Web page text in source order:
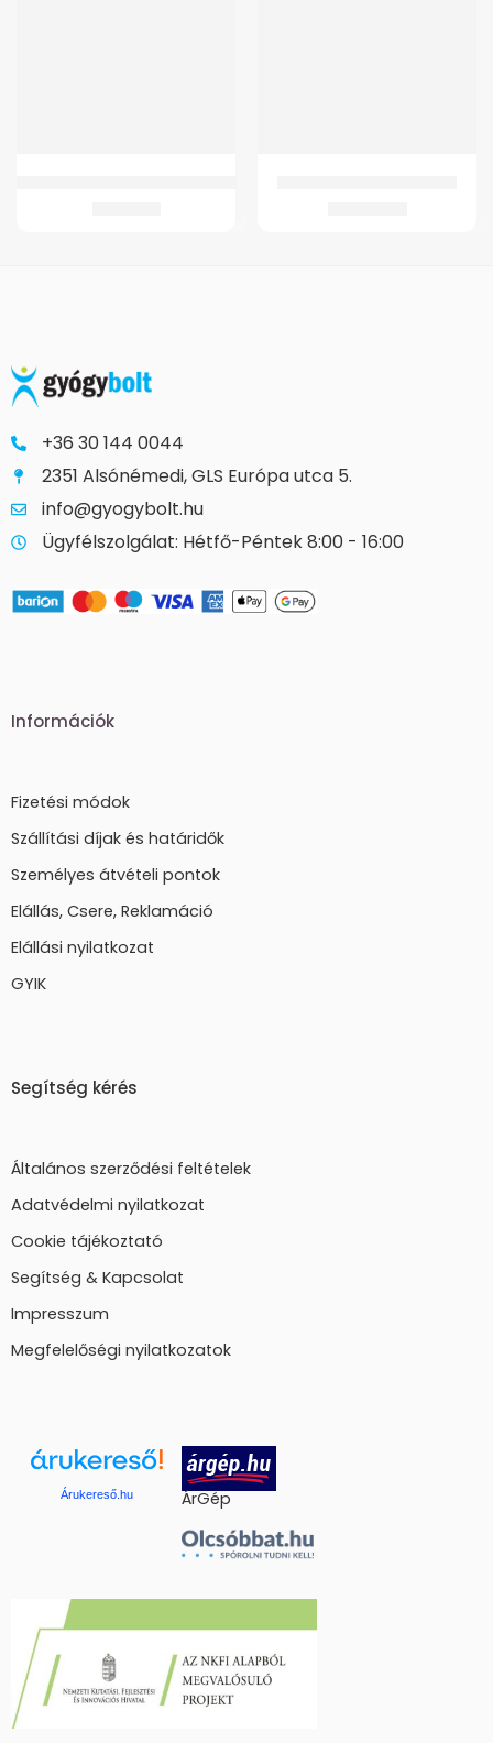
+36 30 144 0044
2351 Alsónémedi, GLS Európa utca 5.
info@gyogybolt.hu
Ügyfélszolgálat: Hétfő-Péntek 8:00 - 16:00
Információk
Fizetési módok
Szállítási díjak és határidők
Személyes átvételi pontok
Elállás, Csere, Reklamáció
Elállási nyilatkozat
GYIK
Segítség kérés
Általános szerződési feltételek
Adatvédelmi nyilatkozat
Cookie tájékoztató
Segítség & Kapcsolat
Impresszum
Megfelelőségi nyilatkozatok
Árukereső.hu ÁrGép